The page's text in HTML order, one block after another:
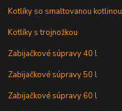
Kotlíky so smaltovanou kotlinou
Kotlíky s trojnožkou
Zabijačkové súpravy 40 l
Zabijačkové súpravy 50 l
Zabijačkové súpravy 60 l